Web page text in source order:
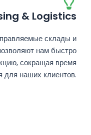
& Logistics
склады и
нам быстро
сокращая время
для наших клиентов.